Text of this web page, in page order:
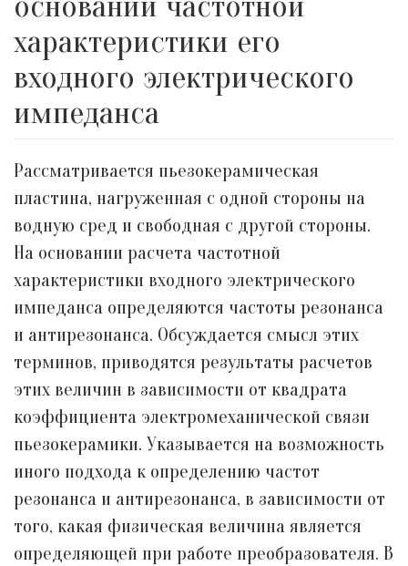
характеристики его
входного электрического
импеданса
Рассматривается пьезокерамическая
пластина, нагруженная с одной стороны на
водную сред и свободная с другой стороны.
На основании расчета частотной
характеристики входного электрического
импеданса определяются частоты резонанса
и антирезонанса. Обсуждается смысл этих
терминов, приводятся результаты расчетов
этих величин в зависимости от квадрата
коэффициента электромеханической связи
пьезокерамики. Указывается на возможность
иного подхода к определению частот
резонанса и антирезонанса, в зависимости от
того, какая физическая величина является
определяющей при работе преобразователя. В